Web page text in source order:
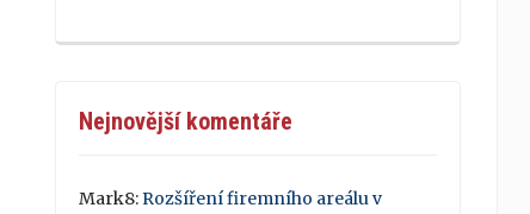
Nejnovější komentáře
Mark8:Rozšíření firemního areálu v